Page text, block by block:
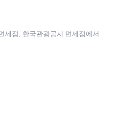
세점, 한국관광공사 면세점에서